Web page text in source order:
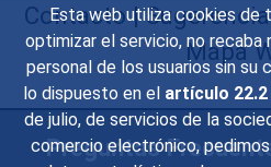
Esta web utiliza cookies de
optimizar el servicio, no
personal de los usuarios sin su
lo dispuesto en el artículo 22.2
de julio, de servicios de la
comercio electrónico,
Contacto|
Mapa
Preguntas